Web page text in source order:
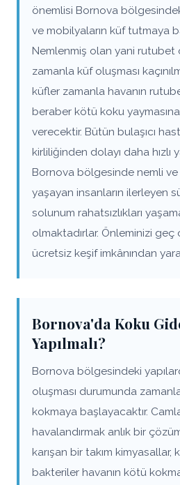
önemlisi Bornova
ve mobilyaların küf tutmaya
Nemlenmiş olan yani rutubet
zamanla küf oluşması
küfler zamanla havanın
beraber kötü koku
verecektir. Bütün bulaşıcı
kirliliğinden dolayı daha hızlı
Bornova bölgesinde nemli
yaşayan insanların ilerleyen
solunum rahatsızlıkları
olmaktadırlar. Önleminizi geç
ücretsiz keşif imkânından
Bornova'da Koku
Yapılmalı?
Bornova bölgesindeki
oluşması durumunda
kokmaya başlayacaktır.
havalandırmak anlık bir
karışan bir takım kimyasallar,
bakteriler havanın kötü